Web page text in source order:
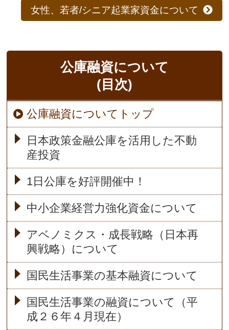
女性、若者/シニア起業家資金について
公庫融資について
(目次)
公庫融資についてトップ
日本政策金融公庫を活用した不動
産投資
1日公庫を好評開催中！
中小企業経営力強化資金について
アベノミクス・成長戦略（日本再
興戦略）について
国民生活事業の基本融資について
国民生活事業の融資について（平
成２６年４月現在）